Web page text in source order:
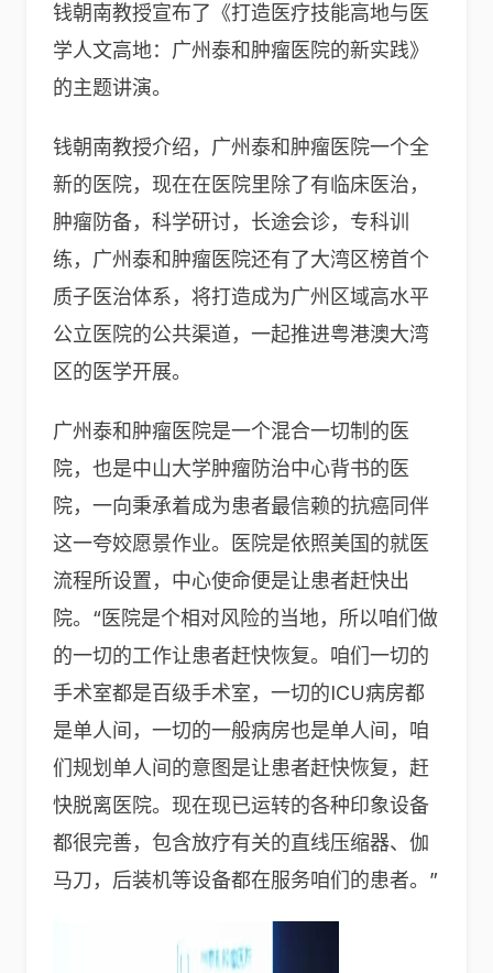
钱朝南教授宣布了《打造医疗技能高地与医
学人文高地：广州泰和肿瘤医院的新实践》
的主题讲演。
钱朝南教授介绍，广州泰和肿瘤医院一个全
新的医院，现在在医院里除了有临床医治，
肿瘤防备，科学研讨，长途会诊，专科训
练，广州泰和肿瘤医院还有了大湾区榜首个
质子医治体系，将打造成为广州区域高水平
公立医院的公共渠道，一起推进粤港澳大湾
区的医学开展。
广州泰和肿瘤医院是一个混合一切制的医
院，也是中山大学肿瘤防治中心背书的医
院，一向秉承着成为患者最信赖的抗癌同伴
这一夸姣愿景作业。医院是依照美国的就医
流程所设置，中心使命便是让患者赶快出
院。“医院是个相对风险的当地，所以咱们做
的一切的工作让患者赶快恢复。咱们一切的
手术室都是百级手术室，一切的ICU病房都
是单人间，一切的一般病房也是单人间，咱
们规划单人间的意图是让患者赶快恢复，赶
快脱离医院。现在现已运转的各种印象设备
都很完善，包含放疗有关的直线压缩器、伽
马刀，后装机等设备都在服务咱们的患者。”